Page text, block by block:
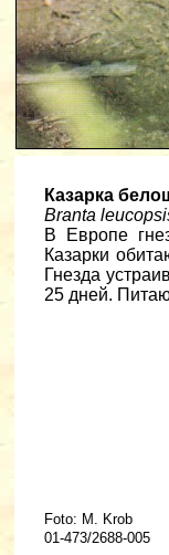
Казарка
Branta
В Европе
Казарки
Гнезда
25 дней.
Foto: M. Krob
01-473/2688-005